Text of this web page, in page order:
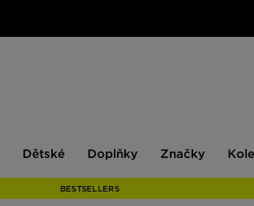
Dětské Doplňky Značky
BESTSELLERS